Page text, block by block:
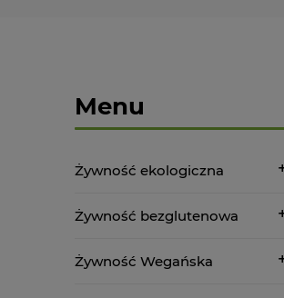
Menu
Żywność ekologiczna
Żywność bezglutenowa
Żywność Wegańska